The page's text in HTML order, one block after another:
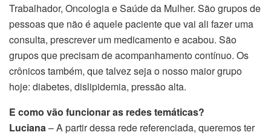
Trabalhador, Oncologia e Saúde da Mulher. São grupos de
pessoas que não é aquele paciente que vai ali fazer uma
consulta, prescrever um medicamento e acabou. São
grupos que precisam de acompanhamento contínuo. Os
crônicos também, que talvez seja o nosso maior grupo
hoje: diabetes, dislipidemia, pressão alta.
E como vão funcionar as redes temáticas?
Luciana– A partir dessa rede referenciada, queremos ter